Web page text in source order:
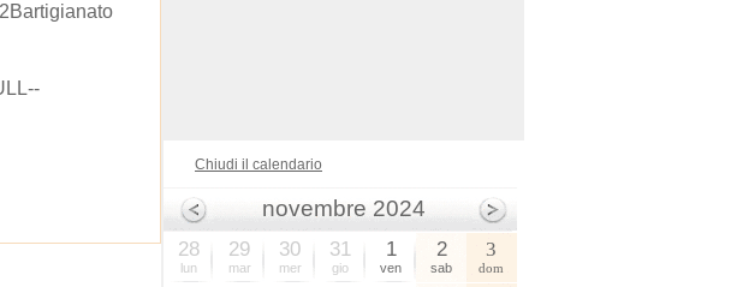
Chiudi il calendario
novembre 2024
28
lun
29
mar
30
mer
31
gio
1
ven
2
sab
3
dom